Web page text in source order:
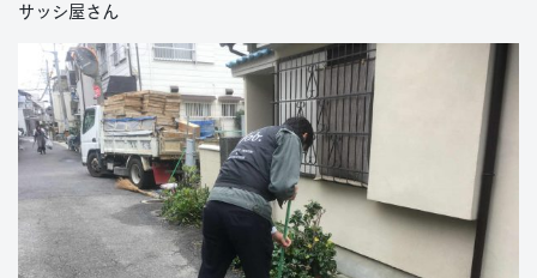
サッシ屋さん